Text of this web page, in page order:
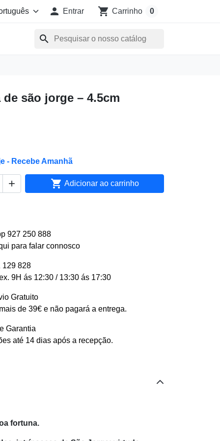
 Entrar shopping_cart Carrinho 0
search
são jorge – 4.5cm
- Recebe Amanhã
  Adicionar ao carrinho
927 250 888
para falar connosco
129 828
9H ás 12:30 / 13:30 ás 17:30
Gratuito
de 39€ e não pagará a entrega.
Garantia
até 14 dias após a recepção.
fortuna.